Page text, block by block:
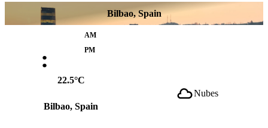
Bilbao, Spain
:
AM
PM
22.5°C
Bilbao, Spain
Nubes